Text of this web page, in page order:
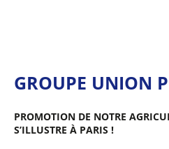
GROUPE UNION
PROMOTION DE NOTRE
S’ILLUSTRE À PARIS !